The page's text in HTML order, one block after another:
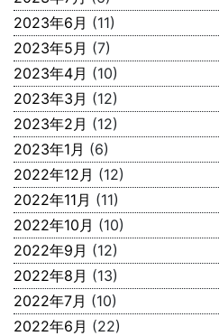
2023年6月 (11)
2023年5月 (7)
2023年4月 (10)
2023年3月 (12)
2023年2月 (12)
2023年1月 (6)
2022年12月 (12)
2022年11月 (11)
2022年10月 (10)
2022年9月 (12)
2022年8月 (13)
2022年7月 (10)
2022年6月 (22)